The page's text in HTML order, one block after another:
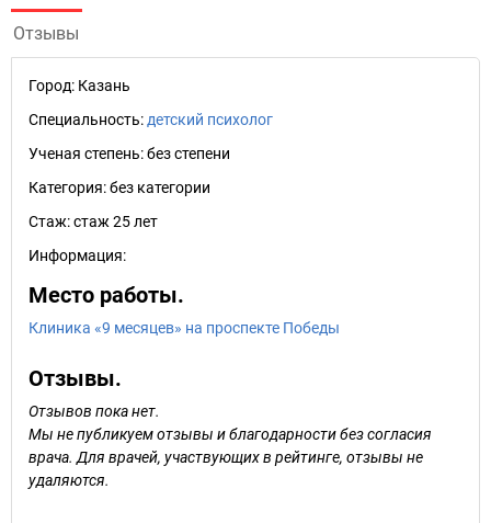
Отзывы
Город: Казань
Специальность: детский психолог
Ученая степень:без степени
Категория:без категории
Стаж:стаж 25 лет
Информация:
Место работы.
Клиника «9 месяцев» на проспекте Победы
Отзывы.
Отзывов пока нет.
Мы не публикуем отзывы и благодарности без согласия
врача. Для врачей, участвующих в рейтинге, отзывы не
удаляются.